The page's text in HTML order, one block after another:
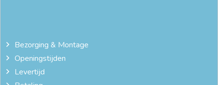
Bezorging & Montage
Openingstijden
Levertijd